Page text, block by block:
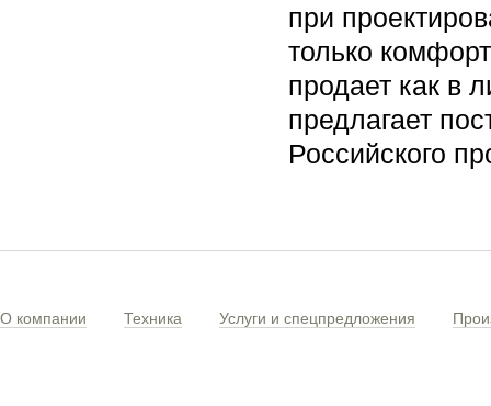
при
только
продает как в
предлагает
Российского
О компании Техника Услуги и спецпредложения